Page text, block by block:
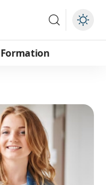
Formation